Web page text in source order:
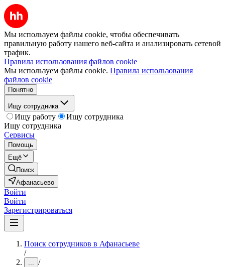
Мы используем файлы cookie, чтобы обеспечивать
правильную работу нашего веб-сайта и анализировать сетевой
трафик.
Правила использования файлов cookie
Мы используем файлы cookie. Правила использования
файлов cookie
Понятно
Ищу сотрудника
Ищу работу
Ищу сотрудника
Ищу сотрудника
Сервисы
Помощь
Ещё
Поиск
Афанасьево
Войти
Войти
Зарегистрироваться
Поиск сотрудников в Афанасьеве
/
... /